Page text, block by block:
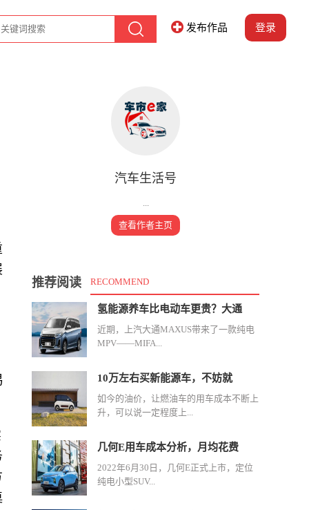
发布作品 登录
汽车生活号
...
查看作者主页
推荐阅读 RECOMMEND
氢能源养车比电动车更贵？大通
近期，上汽大通MAXUS带来了一款纯电
MPV——MIFA...
10万左右买新能源车，不妨就
如今的油价，让燃油车的用车成本不断上
升，可以说一定程度上...
几何E用车成本分析，月均花费
2022年6月30日，几何E正式上市，定位
纯电小型SUV...